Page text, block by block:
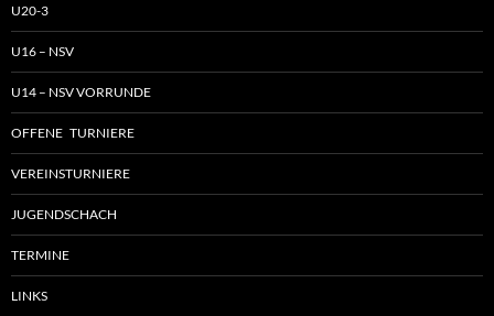
U20-3
U16 – NSV
U14 – NSV VORRUNDE
OFFENE TURNIERE
VEREINSTURNIERE
JUGENDSCHACH
TERMINE
LINKS